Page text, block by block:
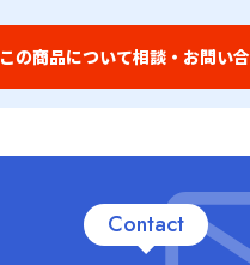
この商品について相談・お問い
Contact